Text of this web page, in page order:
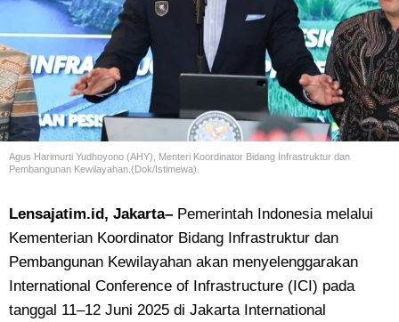
Agus Harimurti Yudhoyono (AHY), Menteri Koordinator Bidang Infrastruktur dan
Pembangunan Kewilayahan.(Dok/Istimewa).
Lensajatim.id, Jakarta– Pemerintah Indonesia melalui
Kementerian Koordinator Bidang Infrastruktur dan
Pembangunan Kewilayahan akan menyelenggarakan
International Conference of Infrastructure (ICI) pada
tanggal 11–12 Juni 2025 di Jakarta International